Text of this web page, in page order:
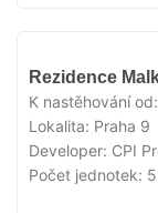
Rezidence
K nastěhování od:
Lokalita: Praha 9
Developer: CPI
Počet jednotek: